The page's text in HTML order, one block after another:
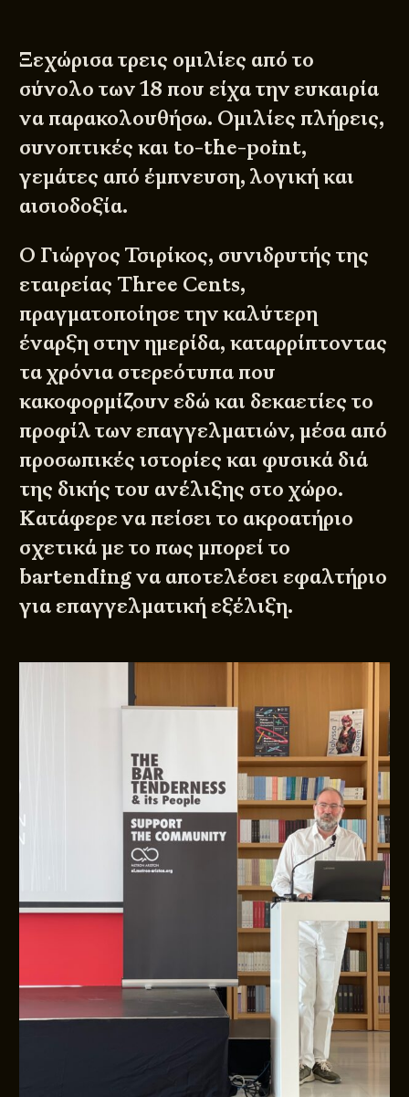
Ξεχώρισα τρεις ομιλίες από το
σύνολο των 18 που είχα την ευκαιρία
να παρακολουθήσω. Ομιλίες πλήρεις,
συνοπτικές και to-the-point,
γεμάτες από έμπνευση, λογική και
αισιοδοξία.
Ο Γιώργος Τσιρίκος, συνιδρυτής της
εταιρείας Three Cents,
πραγματοποίησε την καλύτερη
έναρξη στην ημερίδα, καταρρίπτοντας
τα χρόνια στερεότυπα που
κακοφορμίζουν εδώ και δεκαετίες το
προφίλ των επαγγελματιών, μέσα από
προσωπικές ιστορίες και φυσικά διά
της δικής του ανέλιξης στο χώρο.
Κατάφερε να πείσει το ακροατήριο
σχετικά με το πως μπορεί το
bartending να αποτελέσει εφαλτήριο
για επαγγελματική εξέλιξη.